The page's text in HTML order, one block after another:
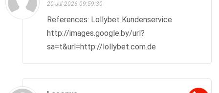
20-Jul-2026 09:59:30
References: Lollybet Kundenservice
http://images.google.by/url?
sa=t&url=http://lollybet.com.de